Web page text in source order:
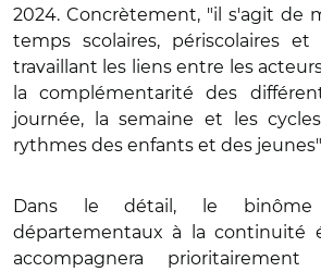
2024. Concrètement, "il s'agit de
temps scolaires, périscolaires et
travaillant les liens entre les
la complémentarité des
journée, la semaine et les
rythmes des enfants et des
Dans le détail, le binôme
départementaux à la continuité
accompagnera